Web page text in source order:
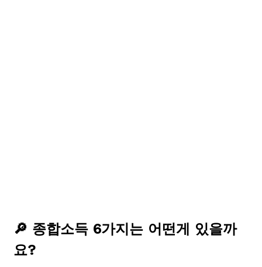
🔎 종합소득 6가지는 어떤게 있을까
요?